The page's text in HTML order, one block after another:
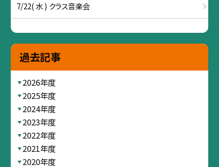
7/22( 水 ) クラス音楽会
過去記事
2026年度
2025年度
2024年度
2023年度
2022年度
2021年度
2020年度